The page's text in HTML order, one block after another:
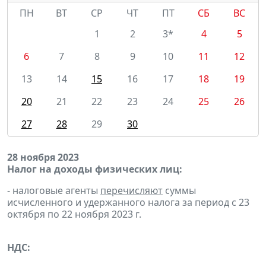
ПН
ВТ СР ЧТ ПТ СБ
ВС
1
2 3* 4
5
6
7 8 9 10 11
12
13
14 15 16 17 18
19
20
21 22 23 24 25
26
27
28 29 30
28 ноября 2023
Налог на доходы физических лиц:
- налоговые агенты перечисляют суммы
исчисленного и удержанного налога за период с 23
октября по 22 ноября 2023 г.
НДС: